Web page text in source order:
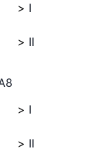
I
II
I
II